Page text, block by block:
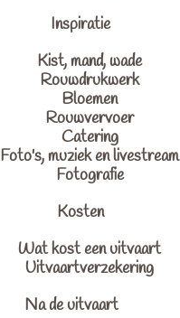
Inspiratie
Kist, mand, wade
Rouwdrukwerk
Bloemen
Rouwvervoer
Catering
Foto's, muziek en livestream
Fotografie
Kosten
Wat kost een uitvaart
Uitvaartverzekering
Na de uitvaart